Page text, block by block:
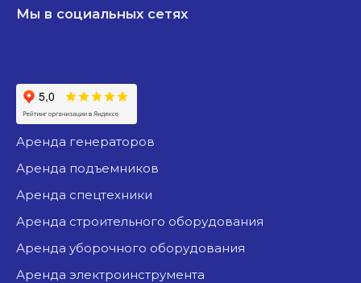
Мы в социальных сетях
аренда генераторов
аренда подъемников
аренда спецтехники
аренда строительного оборудования
аренда уборочного оборудования
аренда электроинструмента